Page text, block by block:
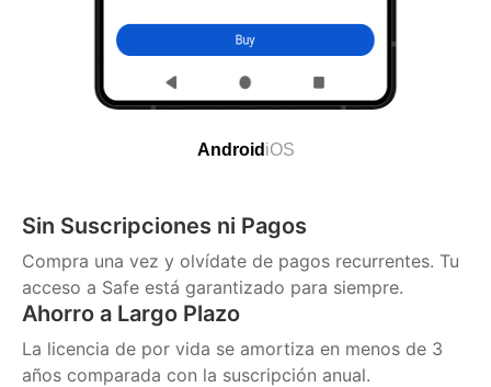
Android iOS
Sin Suscripciones ni Pagos
Compra una vez y olvídate de pagos recurrentes. Tu
acceso a Safe está garantizado para siempre.
Ahorro a Largo Plazo
La licencia de por vida se amortiza en menos de 3
años comparada con la suscripción anual.